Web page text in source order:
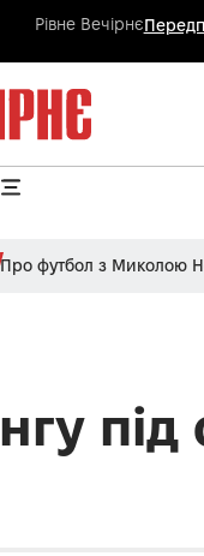
Рівне Вечірнє
Про футбол з Миколою
під